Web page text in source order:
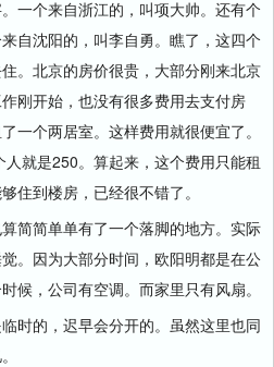
一个来自浙江的，叫项大帅。还有个
自沈阳的，叫李自勇。瞧了，这四个
。北京的房价很贵，大部分刚来北京
刚开始，也没有很多费用去支付房
一个两居室。这样费用就很便宜了。
就是250。算起来，这个费用只能租
住到楼房，已经很不错了。
简单单有了一个落脚的地方。实际
。因为大部分时间，欧阳明都是在公
候，公司有空调。而家里只有风扇。
的，迟早会分开的。虽然这里也同